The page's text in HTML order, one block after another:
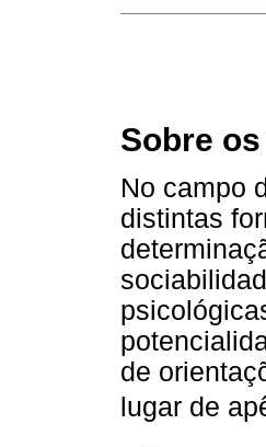
Sobre
No campo
distintas
de
lugar de